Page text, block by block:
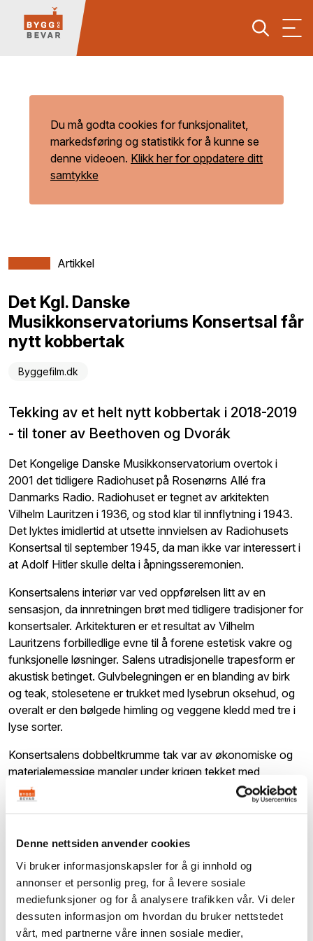
Denne nettsiden anvender cookies
Vi bruker informasjonskapsler for å gi innhold og
annonser et personlig preg, for å levere sosiale
mediefunksjoner og for å analysere trafikken vår. Vi deler
dessuten informasjon om hvordan du bruker nettstedet
vårt, med partnerne våre innen sosiale medier,
Du må godta cookies for funksjonalitet,
markedsføring og statistikk for å kunne se
denne videoen. Klikk her for oppdatere ditt
samtykke
Artikkel
Det Kgl. Danske
Musikkonservatoriums Konsertsal får
nytt kobbertak
Byggefilm.dk
Tekking av et helt nytt kobbertak i 2018-2019
- til toner av Beethoven og Dvorák
Det Kongelige Danske Musikkonservatorium overtok i
2001 det tidligere Radiohuset på Rosenørns Allé fra
Danmarks Radio. Radiohuset er tegnet av arkitekten
Vilhelm Lauritzen i 1936, og stod klar til innflytning i 1943.
Det lyktes imidlertid at utsette innvielsen av Radiohusets
Konsertsal til september 1945, da man ikke var interessert i
at Adolf Hitler skulle delta i åpningsseremonien.
Konsertsalens interiør var ved oppførelsen litt av en
sensasjon, da innretningen brøt med tidligere tradisjoner for
konsertsaler. Arkitekturen er et resultat av Vilhelm
Lauritzens forbilledlige evne til å forene estetisk vakre og
funksjonelle løsninger. Salens utradisjonelle trapes­form er
akustisk betinget. Gulvbelegningen er en blanding av birk
og teak, stolesetene er trukket med lysebrun oksehud, og
overalt er den bølgede himling og veggene kledd med tre i
lyse sorter.
Konsertsalens dobbeltkrumme tak var av økonomiske og
materialemessige mangler under krigen tekket med
takpapp, men fikk i midten av 1950-årene en ytterligere
tekking av kobber, som dessverre ikke holdt så lenge på
utførelsen av et helt nytt kobbertak i 2018-2019 - til toner
Publisert: 25.06.2019
Publisert av:byggefilm.dk